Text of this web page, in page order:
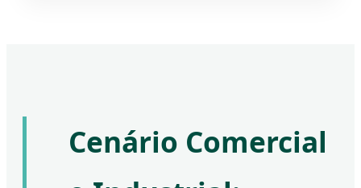
Cenário Comercial